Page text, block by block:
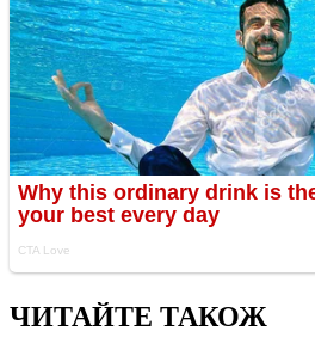
ЧИТАЙТЕ ТАКОЖ